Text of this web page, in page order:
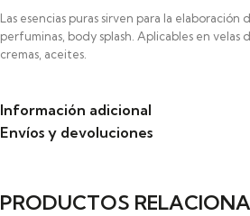
Las esencias puras sirven para la elaboración
perfuminas, body splash. Aplicables en velas
cremas, aceites.
Información adicional
Envíos y devoluciones
PRODUCTOS